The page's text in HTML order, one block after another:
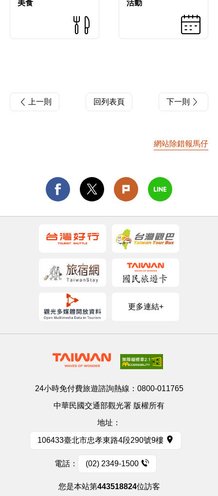
美食 活動
上一則 回列表頁 下一則
網站除錯報馬仔
更多連結+
24小時免付費旅遊諮詢熱線： 0800-011765
中華民國交通部觀光署 版權所有
地址：
106433臺北市忠孝東路4段290號9樓
電話： (02) 2349-1500
您是本站第443518824位訪客